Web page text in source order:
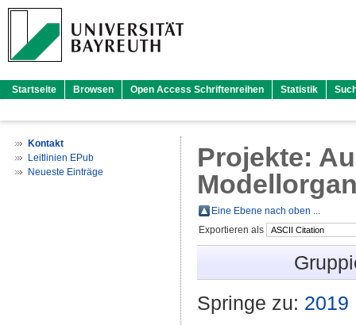
Startseite Browsen Open Access Schriftenreihen Statistik
Kontakt
Leitlinien EPub
Neueste Einträge
Projekte:
Eine Ebene nach oben ...
Exportieren als
Springe zu: 2019